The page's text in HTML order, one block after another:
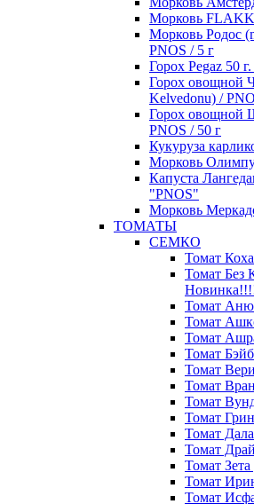
Морковь
Морковь Родос
PNOS / 5 г
Горох Pegaz 50
Горох овощной
Kelvedonu) /
Горох овощной
PNOS / 50 г
Кукуруза
Морковь
Капуста
"PNOS"
Морковь
ТОМАТЫ
СЕМКО
Томат
Томат Без
Томат
Томат
Томат
Томат
Томат
Томат
Томат
Томат
Томат
Томат
Томат
Томат
Томат